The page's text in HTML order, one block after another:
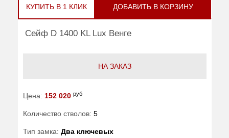
КУПИТЬ В 1 КЛИК ДОБАВИТЬ В КОРЗИНУ
Сейф D 1400 KL Lux Венге
НА ЗАКАЗ
Цена: 152 020 руб
Количество стволов: 5
Тип замка: Два ключевых